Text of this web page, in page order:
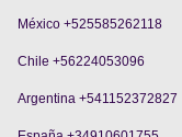
México +525585262118
Chile +56224053096
Argentina +541152372827